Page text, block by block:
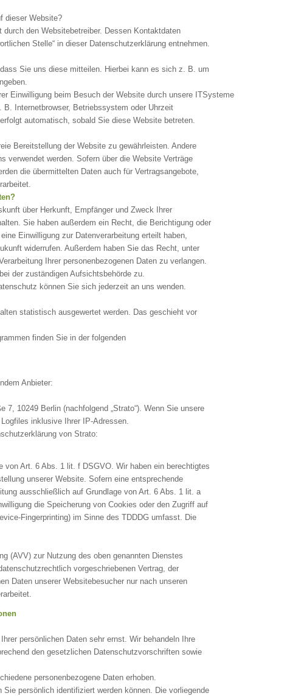
dieser Website?
den Websitebetreiber. Dessen Kontaktdaten
Stelle“ in dieser Datenschutzerklärung entnehmen.
Sie uns diese mitteilen. Hierbei kann es sich z. B. um
Einwilligung beim Besuch der Website durch unsere ITSysteme
Internetbrowser, Betriebssystem oder Uhrzeit
automatisch, sobald Sie diese Website betreten.
Bereitstellung der Website zu gewährleisten. Andere
verwendet werden. Sofern über die Website Verträge
die übermittelten Daten auch für Vertragsangebote,
über Herkunft, Empfänger und Zweck Ihrer
Sie haben außerdem ein Recht, die Berichtigung oder
Einwilligung zur Datenverarbeitung erteilt haben,
widerrufen. Außerdem haben Sie das Recht, unter
Ihrer personenbezogenen Daten zu verlangen.
der zuständigen Aufsichtsbehörde zu.
können Sie sich jederzeit an uns wenden.
statistisch ausgewertet werden. Das geschieht vor
finden Sie in der folgenden
Anbieter:
10249 Berlin (nachfolgend „Strato“). Wenn Sie unsere
inklusive Ihrer IP-Adressen.
von Strato:
von Art. 6 Abs. 1 lit. f DSGVO. Wir haben ein berechtigtes
unserer Website. Sofern eine entsprechende
ausschließlich auf Grundlage von Art. 6 Abs. 1 lit. a
die Speicherung von Cookies oder den Zugriff auf
Fingerprinting) im Sinne des TDDDG umfasst. Die
(AVV) zur Nutzung des oben genannten Dienstes
vorgeschriebenen Vertrag, der
Daten unserer Websitebesucher nur nach unseren
persönlichen Daten sehr ernst. Wir behandeln Ihre
den gesetzlichen Datenschutzvorschriften sowie
personenbezogene Daten erhoben.
persönlich identifiziert werden können. Die vorliegende